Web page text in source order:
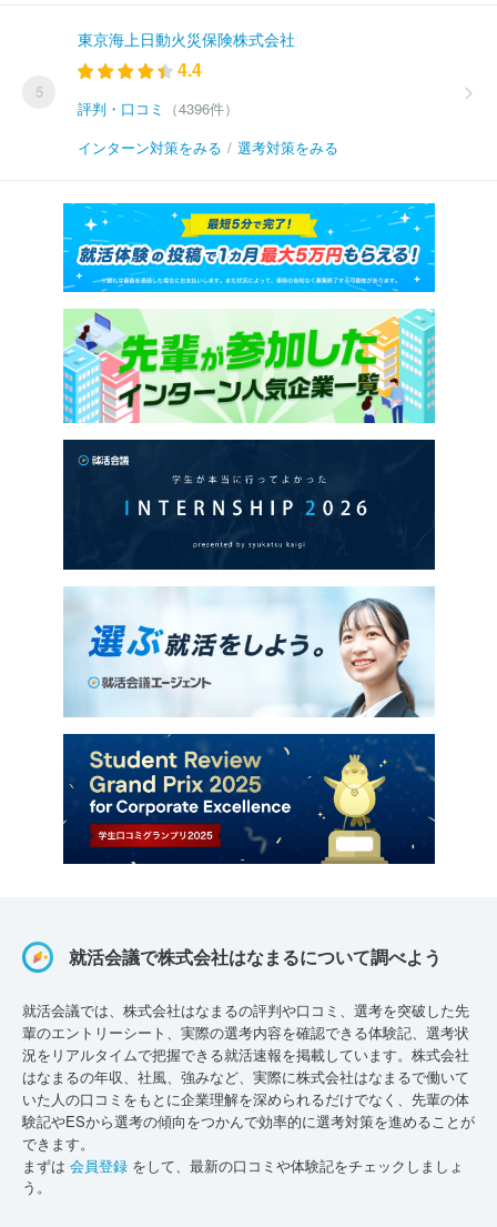
5
東京海上日動火災保険株式会社
4.4
評判・口コミ
（4396件）
インターン対策をみる / 選考対策をみる
就活会議で株式会社はなまるについて調べよう
就活会議では、株式会社はなまるの評判や口コミ、選考を突破した先
輩のエントリーシート、実際の選考内容を確認できる体験記、選考状
況をリアルタイムで把握できる就活速報を掲載しています。株式会社
はなまるの年収、社風、強みなど、実際に株式会社はなまるで働いて
いた人の口コミをもとに企業理解を深められるだけでなく、先輩の体
験記やESから選考の傾向をつかんで効率的に選考対策を進めることが
できます。
まずは 会員登録 をして、最新の口コミや体験記をチェックしましょ
う。